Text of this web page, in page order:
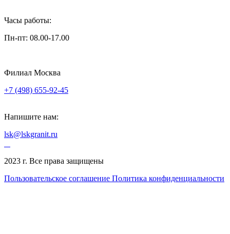
Часы работы:
Пн-пт: 08.00-17.00
Филиал Москва
+7 (498) 655-92-45
Напишите нам:
lsk@lskgranit.ru
2023 г. Все права защищены
Пользовательское соглашение Политика конфиденциальности